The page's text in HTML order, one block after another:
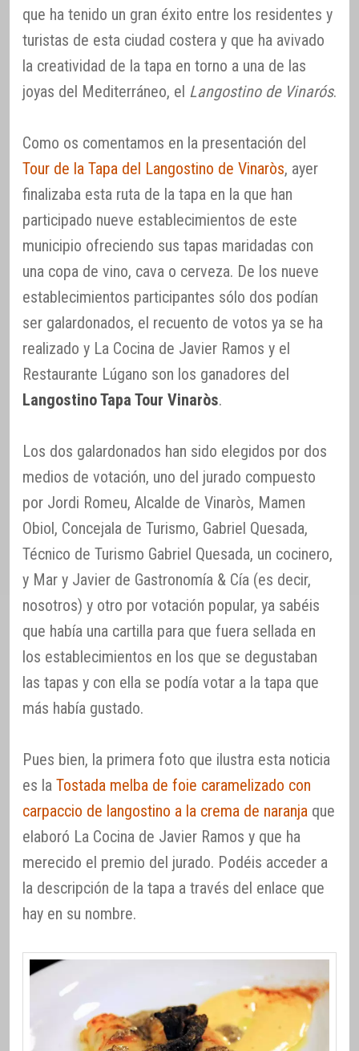
que ha tenido un gran éxito entre los residentes y
turistas de esta ciudad costera y que ha avivado
la creatividad de la tapa en torno a una de las
joyas del Mediterráneo, el Langostino de Vinarós.
Como os comentamos en la presentación del
Tour de la Tapa del Langostino de Vinaròs, ayer
finalizaba esta ruta de la tapa en la que han
participado nueve establecimientos de este
municipio ofreciendo sus tapas maridadas con
una copa de vino, cava o cerveza. De los nueve
establecimientos participantes sólo dos podían
ser galardonados, el recuento de votos ya se ha
realizado y La Cocina de Javier Ramos y el
Restaurante Lúgano son los ganadores del
Langostino Tapa Tour Vinaròs.
Los dos galardonados han sido elegidos por dos
medios de votación, uno del jurado compuesto
por Jordi Romeu, Alcalde de Vinaròs, Mamen
Obiol, Concejala de Turismo, Gabriel Quesada,
Técnico de Turismo Gabriel Quesada, un cocinero,
y Mar y Javier de Gastronomía & Cía (es decir,
nosotros) y otro por votación popular, ya sabéis
que había una cartilla para que fuera sellada en
los establecimientos en los que se degustaban
las tapas y con ella se podía votar a la tapa que
más había gustado.
Pues bien, la primera foto que ilustra esta noticia
es la Tostada melba de foie caramelizado con
carpaccio de langostino a la crema de naranja que
elaboró La Cocina de Javier Ramos y que ha
merecido el premio del jurado. Podéis acceder a
la descripción de la tapa a través del enlace que
hay en su nombre.